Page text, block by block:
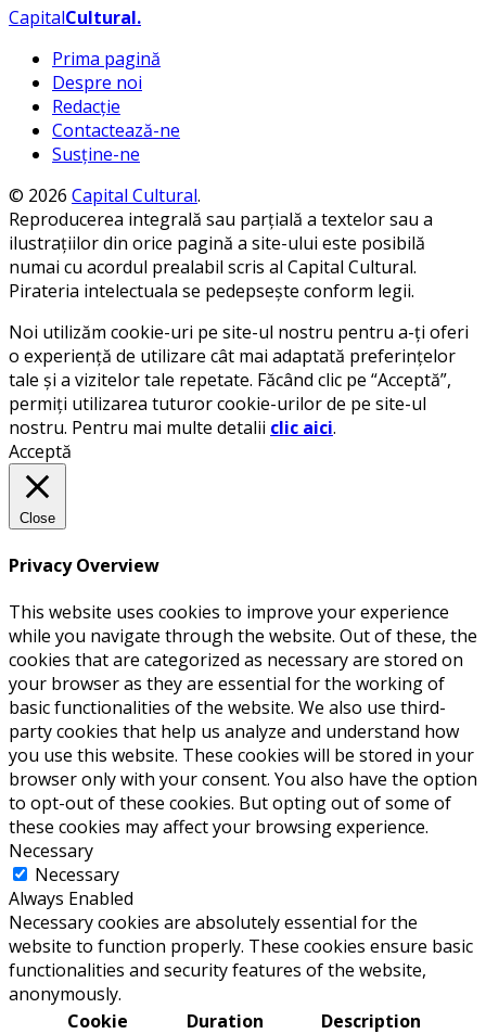
CapitalCultural.
Prima pagină
Despre noi
Redacție
Contactează-ne
Susține-ne
© 2026 Capital Cultural.
Reproducerea integrală sau parțială a textelor sau a
ilustrațiilor din orice pagină a site-ului este posibilă
numai cu acordul prealabil scris al Capital Cultural.
Pirateria intelectuala se pedepsește conform legii.
Noi utilizăm cookie-uri pe site-ul nostru pentru a-ți oferi
o experiență de utilizare cât mai adaptată preferințelor
tale și a vizitelor tale repetate. Făcând clic pe “Acceptă”,
permiți utilizarea tuturor cookie-urilor de pe site-ul
nostru. Pentru mai multe detalii clic aici.
Acceptă
Close
Privacy Overview
This website uses cookies to improve your experience
while you navigate through the website. Out of these, the
cookies that are categorized as necessary are stored on
your browser as they are essential for the working of
basic functionalities of the website. We also use third-
party cookies that help us analyze and understand how
you use this website. These cookies will be stored in your
browser only with your consent. You also have the option
to opt-out of these cookies. But opting out of some of
these cookies may affect your browsing experience.
Necessary
Necessary
Always Enabled
Necessary cookies are absolutely essential for the
website to function properly. These cookies ensure basic
functionalities and security features of the website,
anonymously.
Cookie
Duration Description